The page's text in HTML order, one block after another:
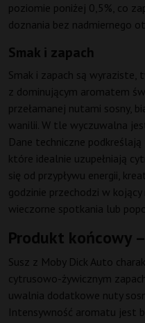
poziomie poniżej 0,5%, co
doznania bez nadmiernego
Smak i zapach
Smak i zapach są
z dominującym aromatem
przełamanej nutami sosny,
wanilii. W tle wyczuwalna
Dane techniczne
które idealnie uzupełniają
się od przypływu energii,
godzinie przechodzi w
wieczorne spotkania lub
Produkt końcowy
Susz z Moby Dick Auto
cytrusowo-żywicznym
uwalnia dodatkowe nuty
Intensywność aromatu jest